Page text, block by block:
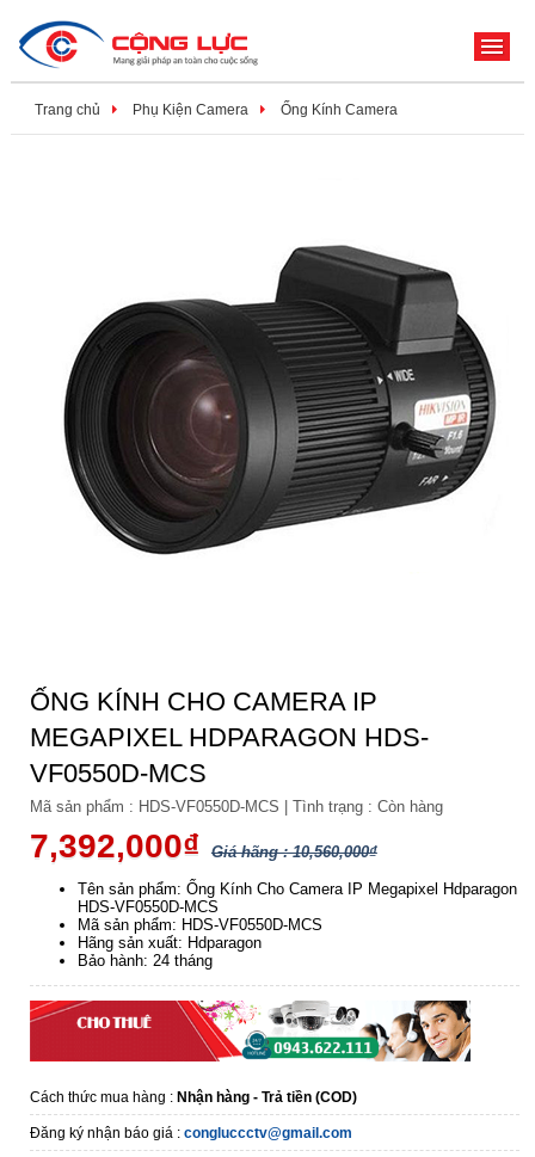
Trang chủ Phụ Kiện Camera Ống Kính Camera
ỐNG KÍNH CHO CAMERA IP
MEGAPIXEL HDPARAGON HDS-
VF0550D-MCS
Mã sản phẩm : HDS-VF0550D-MCS | Tình trạng : Còn hàng
7,392,000₫ Giá hãng : 10,560,000₫
Tên sản phẩm: Ống Kính Cho Camera IP Megapixel Hdparagon
HDS-VF0550D-MCS
Mã sản phẩm: HDS-VF0550D-MCS
Hãng sản xuất: Hdparagon
Bảo hành: 24 tháng
Cách thức mua hàng : Nhận hàng - Trả tiền (COD)
Đăng ký nhận báo giá : congluccctv@gmail.com